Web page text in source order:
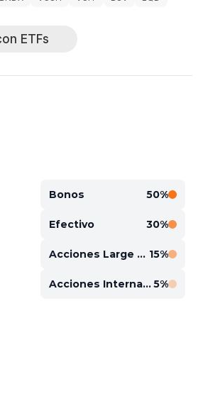
ETFs
Bonos 50%
Efectivo 30%
Acciones Large Cap 15%
Acciones Internacionales5%